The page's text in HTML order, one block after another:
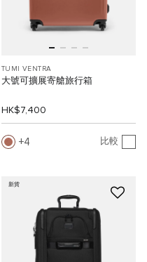
TUMI VENTRA
大號可擴展寄艙旅行箱
HK$7,400
4 比較
新貨